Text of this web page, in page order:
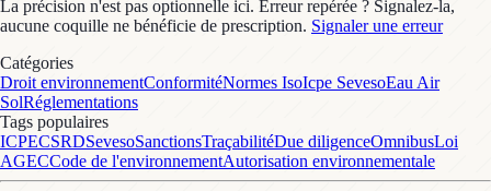
La précision n'est pas optionnelle ici. Erreur repérée ? Signalez-la,
aucune coquille ne bénéficie de prescription. Signaler une erreur
Catégories
Droit environnementConformitéNormes IsoIcpe SevesoEau Air
SolRéglementations
Tags populaires
ICPECSRDSevesoSanctionsTraçabilitéDue diligenceOmnibusLoi
AGECCode de l'environnementAutorisation environnementale